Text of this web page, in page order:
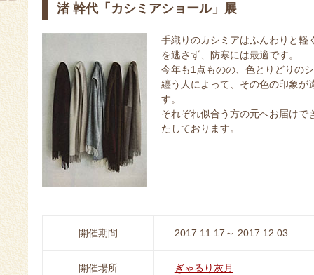
渚 幹代「カシミアショール」展
手織りのカシミアはふんわりと軽
を逃さず、防寒には最適です。
今年も1点ものの、色とりどりの
纏う人によって、その色の印象が
す。
それぞれ似合う方の元へお届け
たしております。
開催期間 2017.11.17～ 2017.12.03
開催場所 ぎゃるり灰月